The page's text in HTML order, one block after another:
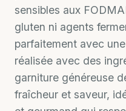
sensibles aux
gluten ni agents
parfaitement avec
réalisée avec des
garniture généreuse
fraîcheur et saveur,